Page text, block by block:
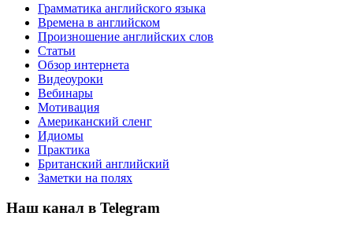
Грамматика английского языка
Времена в английском
Произношение английских слов
Статьи
Обзор интернета
Видеоуроки
Вебинары
Мотивация
Американский сленг
Идиомы
Практика
Британский английский
Заметки на полях
Наш канал в Telegram